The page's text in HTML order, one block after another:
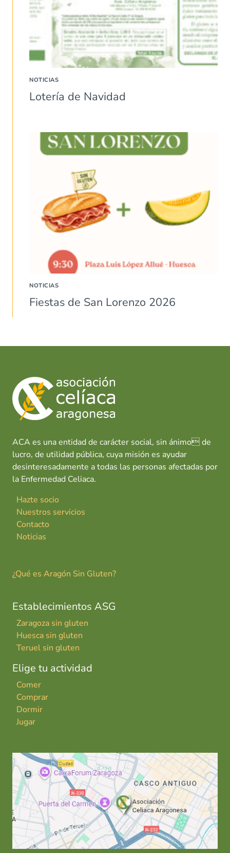
NOTICIAS
Lotería de Navidad
NOTICIAS
Fiestas de San Lorenzo 2026
ACA es una entidad de carácter social, sin ánimo de
lucro, de utilidad pública, cuya misión es ayudar
desinteresadamente a todas las personas afectadas por
la Enfermedad Celiaca.
Hazte socio
Nuestros servicios
Contacto
Noticias
¿Qué es Aragón Sin Gluten?
Establecimientos ASG
Zaragoza sin gluten
Huesca sin gluten
Teruel sin gluten
Elige tu actividad
Comer
Comprar
Dormir
Jugar